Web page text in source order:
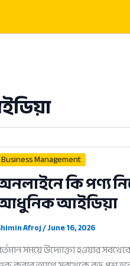
Business Management
কি পণ্য
আইডিয়া
Afroj/June 16, 2026
সময়ে উদ্যোক্তা হওয়ার